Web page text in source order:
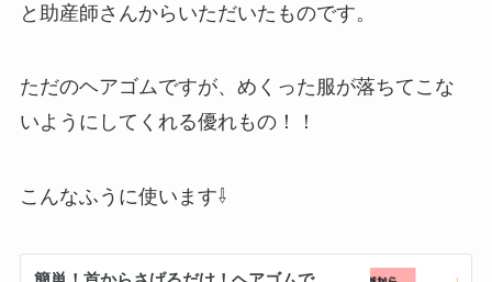
と助産師さんからいただいたものです。
ただのヘアゴムですが、めくった服が落ちてこな
いようにしてくれる優れもの！！
こんなふうに使います⇩